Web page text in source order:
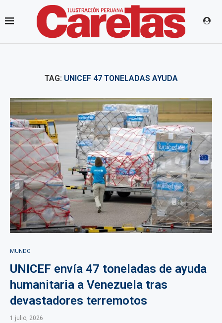
TAG: UNICEF 47 TONELADAS AYUDA
MUNDO
UNICEF envía 47 toneladas de ayuda
humanitaria a Venezuela tras
devastadores terremotos
1 julio, 2026